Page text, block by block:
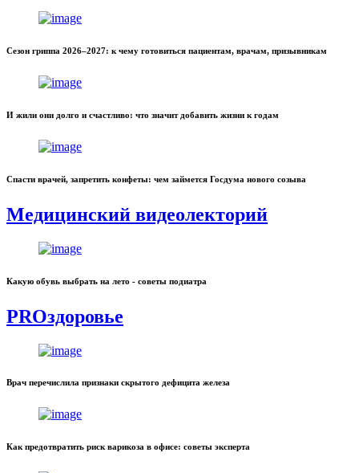
Сезон гриппа 2026–2027: к чему готовиться пациентам, врачам, призывникам
И жили они долго и счастливо: что значит добавить жизни к годам
Спасти врачей, запретить конфеты: чем займется Госдума нового созыва
Медицинский видеолекторий
Какую обувь выбрать на лето - советы подиатра
PROздоровье
Врач перечислила признаки скрытого дефицита железа
Как предотвратить риск варикоза в офисе: советы эксперта